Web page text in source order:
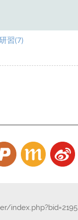
習(7)
index.php?bid=2195